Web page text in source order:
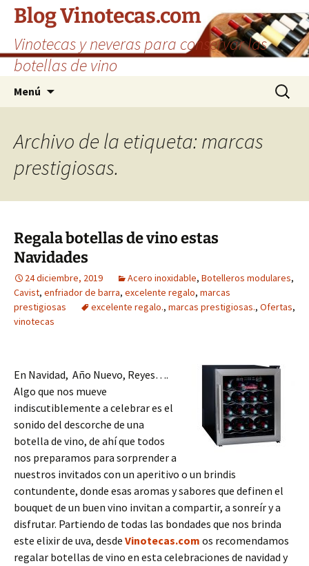
Saltar
contenido
Blog Vinotecas.com
Vinotecas y neveras para conservar las
botellas de vino
Menú Buscar:
Archivo de la etiqueta: marcas
prestigiosas.
Regala botellas de vino estas
Navidades
24 diciembre, 2019 Acero inoxidable, Botelleros modulares,
Cavist, enfriador de barra, excelente regalo, marcas
prestigiosas
excelente regalo., marcas prestigiosas., Ofertas,
vinotecas
En Navidad, Año Nuevo, Reyes….
Algo que nos mueve
indiscutiblemente a celebrar es el
sonido del descorche de una
botella de vino, de ahí que todos
nos preparamos para sorprender a
nuestros invitados con un aperitivo o un brindis
contundente, donde esas aromas y sabores que definen el
bouquet de un buen vino invitan a compartir, a sonreír y a
disfrutar. Partiendo de todas las bondades que nos brinda
este elixir de uva, desde Vinotecas.com os recomendamos
regalar botellas de vino en esta celebraciones de navidad y